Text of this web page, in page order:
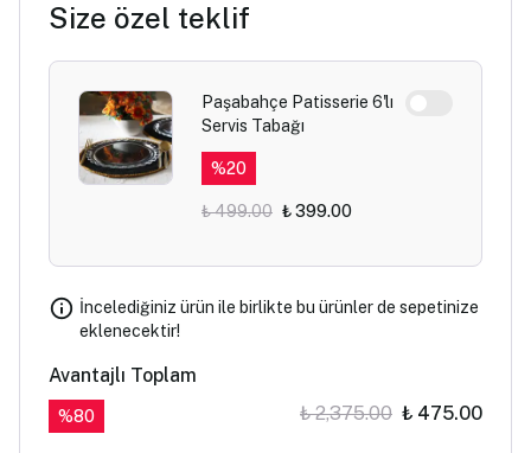
Size özel teklif
Paşabahçe Patisserie 6'lı
Servis Tabağı
%20
₺ 499.00 ₺ 399.00
İncelediğiniz ürün ile birlikte bu ürünler de sepetinize
eklenecektir!
Avantajlı Toplam
%80 ₺ 2,375.00 ₺ 475.00